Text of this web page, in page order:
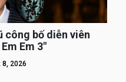
công bố diễn viên
Em 3″
2026